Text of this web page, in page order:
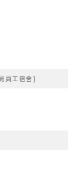
員工宿舍]